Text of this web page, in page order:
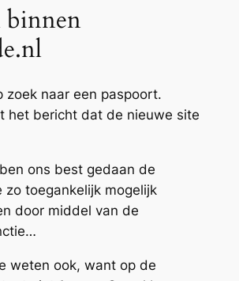
binnen
zoek naar een paspoort.
het bericht dat de nieuwe site
ons best gedaan de
zo toegankelijk mogelijk
door middel van de
weten ook, want op de